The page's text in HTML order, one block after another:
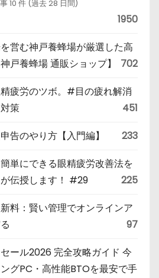
10 件 (過去 28 日間)
1950
営む神戸養蜂場が厳選した高
戸養蜂場 通販ショップ】
702
疲労のツボ。#目の疲れ解消
策
451
告のやり方【入門編】 233
単にできる眼精疲労改善法を
伝授します！ #29
225
料：賢い管理でオンラインア
97
ール2026 完全攻略ガイド 今
グPC・高性能BTOを最安で手